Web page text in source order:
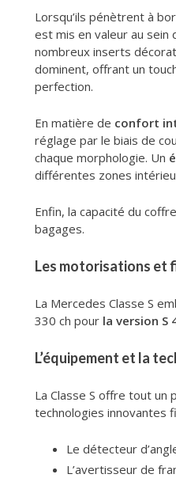
Lorsqu’ils pénètrent à
est mis en valeur au sein
nombreux inserts
dominent, offrant un
perfection.
En matière de confort
réglage par le biais de
chaque morphologie. Un
différentes zones
Enfin, la capacité du
bagages.
Les motorisations et
La Mercedes Classe S
330 ch pour la version S
L’équipement et la
La Classe S offre tout un
technologies innovantes
Le détecteur
L’avertisseur de